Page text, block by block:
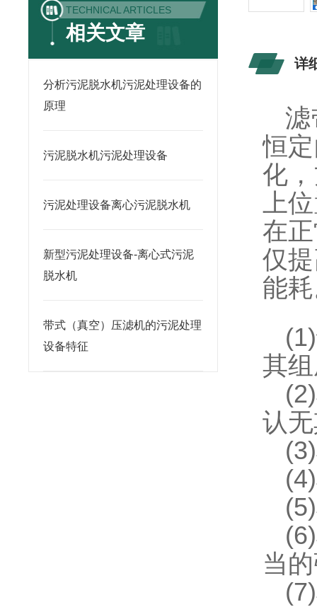
TECHNICAL ARTICLES
相关文章
分析污泥脱水机污泥处理设备的
原理
污泥脱水机污泥处理设备
污泥处理设备离心污泥脱水机
新型污泥处理设备-离心式污泥
脱水机
带式（真空）压滤机的污泥处理
设备特征
详
恒
化
上
在
仅
能
(1)
其
(2)
认
(3)
(4)
(5)
(6)
当
(7)